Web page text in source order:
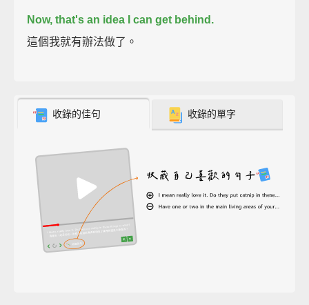
Now, that's an idea I can get behind.
這個我就有辦法做了。
收錄的佳句 收錄的單字